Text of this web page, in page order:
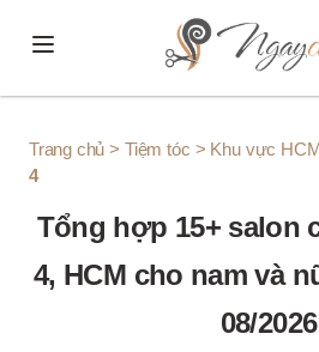
Trang chủ >Tiệm tóc > Khu vực
4
Tổng hợp 15+ salon
4, HCM cho nam và
08/2026